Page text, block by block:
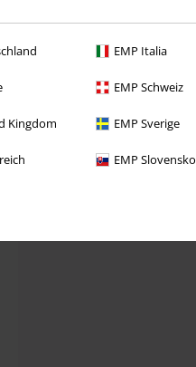
EMP Italia
EMP Schweiz
Kingdom EMP Sverige
EMP Slovensko